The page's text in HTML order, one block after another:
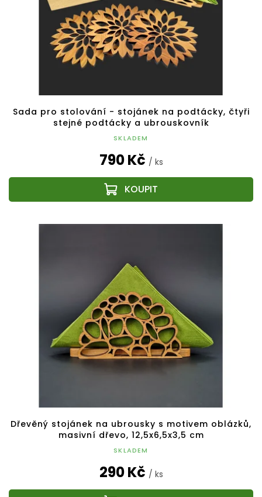
Sada pro stolování - stojánek na podtácky, čtyři
stejné podtácky a ubrouskovník
SKLADEM
790 Kč / ks
Dřevěný stojánek na ubrousky s motivem oblázků,
masivní dřevo, 12,5x6,5x3,5 cm
SKLADEM
290 Kč / ks